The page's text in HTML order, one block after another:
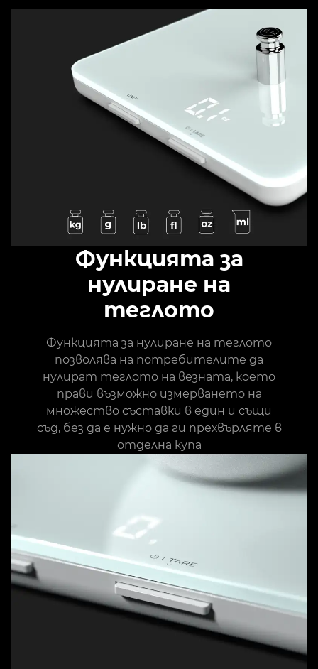
Функцията за
нулиране на
теглото
Функцията за нулиране на теглото
позволява на потребителите да
нулират теглото на везната, което
прави възможно измерването на
множество съставки в един и същи
съд, без да е нужно да ги прехвърляте в
отделна купа